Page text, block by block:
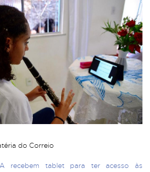
do Correio
recebem tablet para ter acesso às